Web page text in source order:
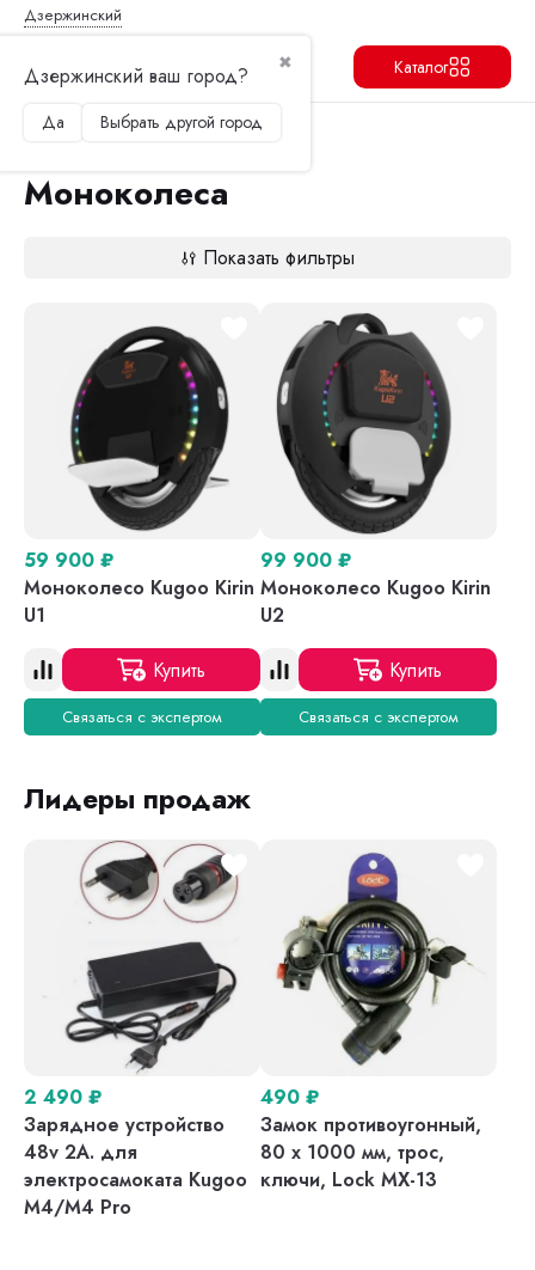
Дзержинский
✖
Дзержинский ваш город?
Да Выбрать другой город
Каталог
Главная Моноколеса
Моноколеса
Показать фильтры
59 900 ₽
Моноколесо Kugoo Kirin
U1
Купить
Связаться с экспертом
99 900 ₽
Моноколесо Kugoo Kirin
U2
Купить
Связаться с экспертом
Лидеры продаж
2 490 ₽
Зарядное устройство
48v 2A. для
электросамоката Kugoo
M4/M4 Pro
490 ₽
Замок противоугонный,
80 х 1000 мм, трос,
ключи, Lock MX-13
Продолжить